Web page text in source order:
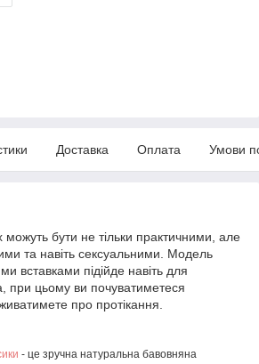
Доставка Оплата Умови
можуть бути не тільки практичними, але
та навіть сексуальними. Модель
вставками підійде навіть для
при цьому ви почуватиметеся
про протікання.
- це зручна натуральна бавовняна